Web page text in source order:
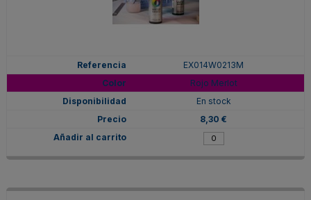
EX014W0213M
Rojo Merlot
En stock
8,30 €